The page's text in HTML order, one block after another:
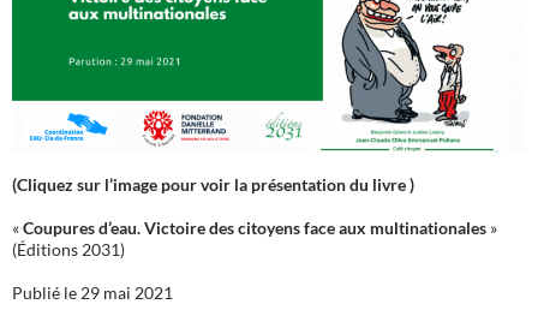
(Cliquez sur l’image pour voir la présentation du livre )
«Coupures d’eau. Victoire des citoyens face aux multinationales »
(Éditions 2031)
Publié le 29 mai 2021